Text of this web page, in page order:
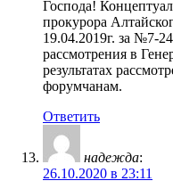
Господа!
прокурора
19.04.2019г. за №7-
рассмотрения в
результатах
форумчанам.
Ответить
надежда:
26.10.2020 в 23:11